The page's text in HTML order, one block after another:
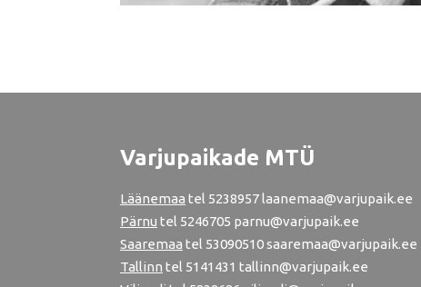
Varjupaikade MTÜ
Läänemaa tel 5238957 laanemaa@varjupaik.ee
Pärnu tel 5246705 parnu@varjupaik.ee
Saaremaa tel 53090510 saaremaa@varjupaik.ee
Tallinn tel 5141431 tallinn@varjupaik.ee